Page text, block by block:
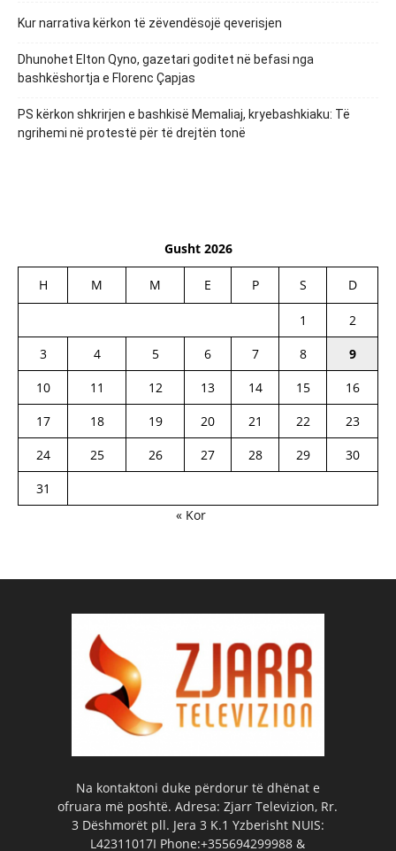
Kur narrativa kërkon të zëvendësojë qeverisjen
Dhunohet Elton Qyno, gazetari goditet në befasi nga
bashkëshortja e Florenc Çapjas
PS kërkon shkrirjen e bashkisë Memaliaj, kryebashkiaku: Të
ngrihemi në protestë për të drejtën tonë
Gusht 2026
H M M E P S D
1
2
3
4 5 6 7 8
9
10
11 12 13 14 15
16
17
18 19 20 21 22
23
24
25 26 27 28 29
30
31
« Kor
Na kontaktoni duke përdorur të dhënat e
ofruara më poshtë. Adresa: Zjarr Televizion, Rr.
3 Dëshmorët pll. Jera 3 K.1 Yzberisht NUIS:
L42311017I Phone:+355694299988 &